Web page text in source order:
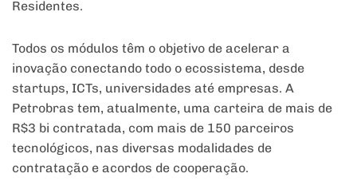
Residentes.
Todos os módulos têm o objetivo de acelerar a
inovação conectando todo o ecossistema, desde
startups, ICTs, universidades até empresas. A
Petrobras tem, atualmente, uma carteira de mais de
R$3 bi contratada, com mais de 150 parceiros
tecnológicos, nas diversas modalidades de
contratação e acordos de cooperação.